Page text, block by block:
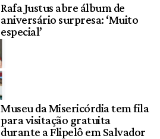
Rafa Justus abre álbum de
aniversário surpresa: ‘Muito
especial’
Museu da Misericórdia tem fila
para visitação gratuita
durante a Flipelô em Salvador